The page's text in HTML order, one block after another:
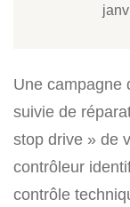
Une campagne
suivie de
stop drive » de
contrôleur
contrôle